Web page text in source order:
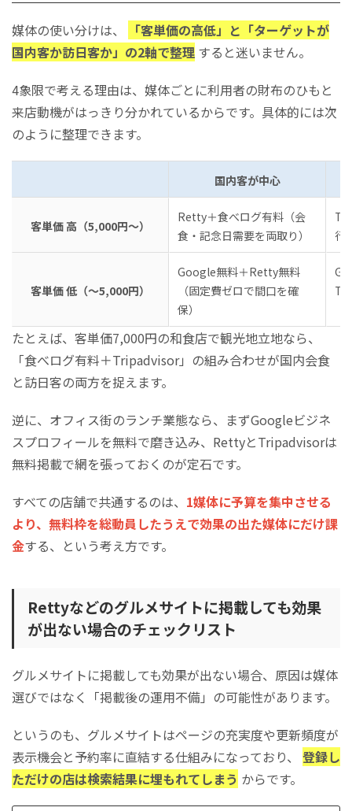
媒体の使い分けは、
「客単価の高低」と「ターゲットが
国内客か訪日客か」の2軸で整理 すると迷いません。
4象限で考える理由は、媒体ごとに利用者の財布のひもと
来店動機がはっきり分かれているからです。具体的には次
のように整理できます。
国内客が中心
客単価 高（5,000円〜）
Retty＋食べログ有料（会
食・記念日需要を両取り）
行
客単価 低（〜5,000円）
Google無料＋Retty無料
（固定費ゼロで間口を確
保）
たとえば、客単価7,000円の和食店で観光地立地なら、
「食べログ有料＋Tripadvisor」の組み合わせが国内会食
と訪日客の両方を捉えます。
逆に、オフィス街のランチ業態なら、まずGoogleビジネ
スプロフィールを無料で磨き込み、RettyとTripadvisorは
無料掲載で網を張っておくのが定石です。
すべての店舗で共通するのは、 1媒体に予算を集中させる
より、無料枠を総動員したうえで効果の出た媒体にだけ課
金する、という考え方です。
Rettyなどのグルメサイトに掲載しても効果
が出ない場合のチェックリスト
グルメサイトに掲載しても効果が出ない場合、原因は媒体
選びではなく「掲載後の運用不備」の可能性があります。
というのも、グルメサイトはページの充実度や更新頻度が
表示機会と予約率に直結する仕組みになっており、 登録し
ただけの店は検索結果に埋もれてしまう からです。